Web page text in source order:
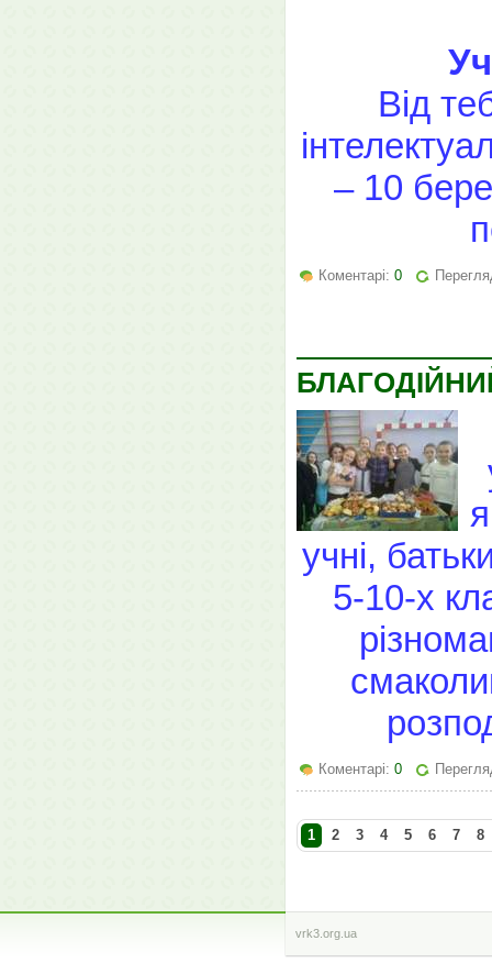
Від
– 10
Коментарі: 0
учні,
5-10-х
Коментарі: 0
1 2 3 4 5 6 7 8
vrk3.org.ua